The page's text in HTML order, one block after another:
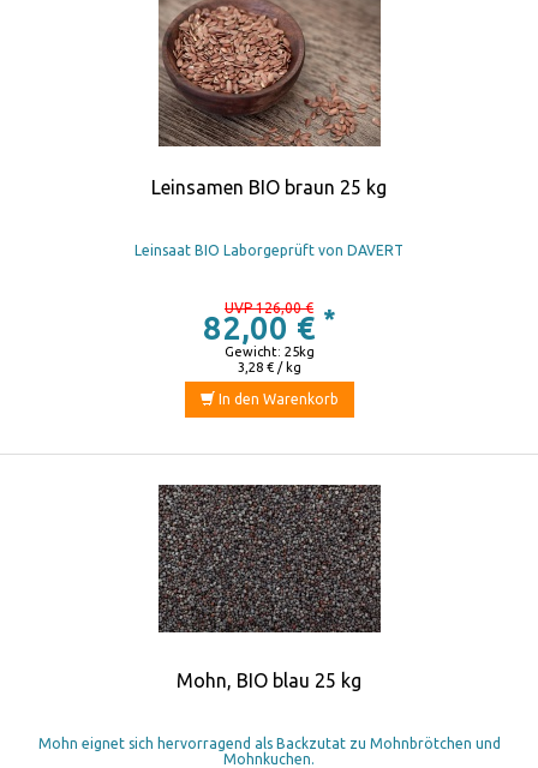
Leinsamen BIO braun 25 kg
Leinsaat BIO Laborgeprüft von DAVERT
UVP 126,00 €
82,00 € *
3,28 € / kg
Gewicht: 25kg
In den Warenkorb
Mohn, BIO blau 25 kg
Mohn eignet sich hervorragend als Backzutat zu Mohnbrötchen und
Mohnkuchen.